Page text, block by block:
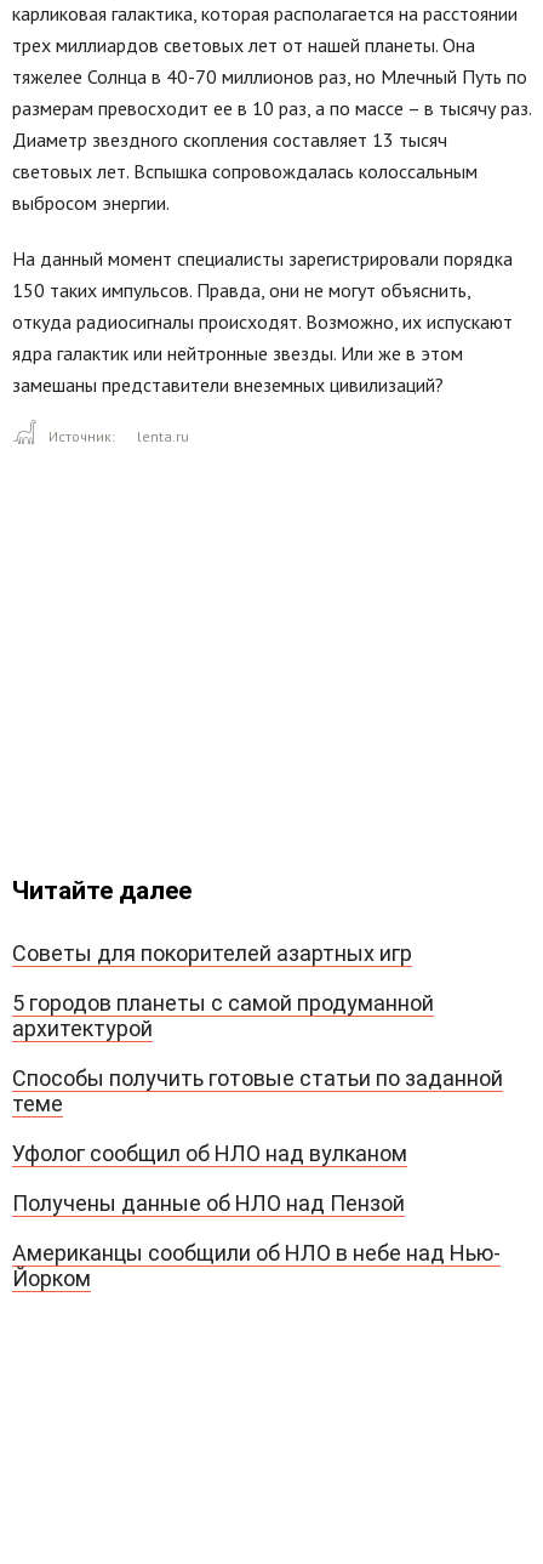
карликовая галактика, которая располагается на расстоянии
трех миллиардов световых лет от нашей планеты. Она
тяжелее Солнца в 40-70 миллионов раз, но Млечный Путь по
размерам превосходит ее в 10 раз, а по массе – в тысячу раз.
Диаметр звездного скопления составляет 13 тысяч
световых лет. Вспышка сопровождалась колоссальным
выбросом энергии.
На данный момент специалисты зарегистрировали порядка
150 таких импульсов. Правда, они не могут объяснить,
откуда радиосигналы происходят. Возможно, их испускают
ядра галактик или нейтронные звезды. Или же в этом
замешаны представители внеземных цивилизаций?
Источник: lenta.ru
Читайте далее
Советы для покорителей азартных игр
5 городов планеты с самой продуманной
архитектурой
Способы получить готовые статьи по заданной
теме
Уфолог сообщил об НЛО над вулканом
Получены данные об НЛО над Пензой
Американцы сообщили об НЛО в небе над Нью-
Йорком